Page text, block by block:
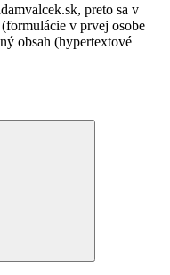
preto sa v
v prvej osobe
obsah (hypertextové